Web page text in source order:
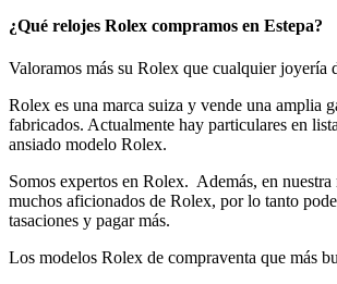
¿Qué relojes Rolex compramos en Estepa?
Valoramos más su Rolex que cualquier joyería
Rolex es una marca suiza y vende una amplia
fabricados. Actualmente hay particulares en
ansiado modelo Rolex.
Somos expertos en Rolex. Además, en
muchos aficionados de Rolex, por lo tanto
tasaciones y pagar más.
Los modelos Rolex de compraventa que más